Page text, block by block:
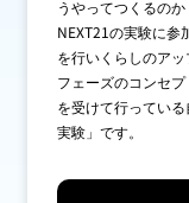
技術開発
サステナビリ
うやってつくるの
NEXT21の実験に参
を行いくらしのア
フェーズのコンセ
を受けて行ってい
実験」です。